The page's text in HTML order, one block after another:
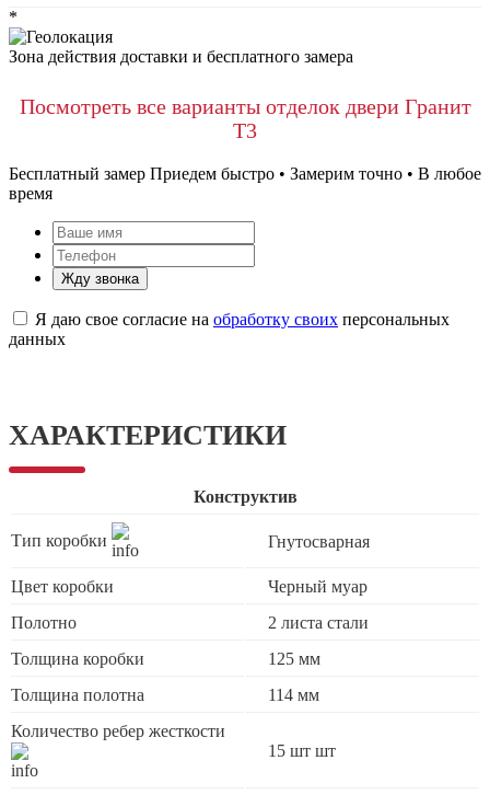
*
Зона действия доставки и бесплатного замера
Посмотреть все варианты отделок двери Гранит
Т3
Бесплатный замер Приедем быстро • Замерим точно • В любое
время
Жду звонка
Я даю свое согласие на обработку своих персональных
данных
ХАРАКТЕРИСТИКИ
Конструктив
Тип коробки Гнутосварная
Цвет коробки
Черный муар
Полотно
2 листа стали
Толщина коробки
125 мм
Толщина полотна
114 мм
Количество ребер жесткости
15 шт шт